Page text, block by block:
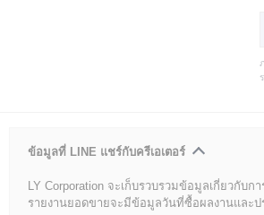
ข้อมูลที่ LINE แชร์กับครีเอเตอร์
LY Corporation จะเก็บรวบรวมข้อมูลเกี่ยวกับ
รายงานยอดขายจะมีข้อมูลวันที่ซื้อผลงานและ